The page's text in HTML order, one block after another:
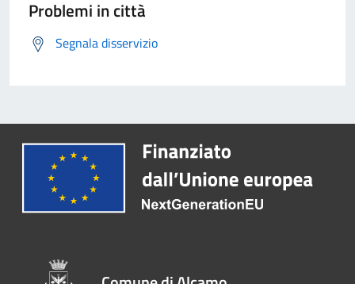
Problemi in città
Segnala disservizio